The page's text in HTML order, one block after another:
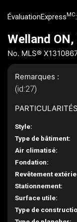
ÉvaluationExpress MC:
Welland ON,
No. MLS®
Remarques :
(id:27)
Style:
Type de bâtiment:
Air climatisé:
Fondation:
Revêtement
Stationnement:
Surface utile:
Type de